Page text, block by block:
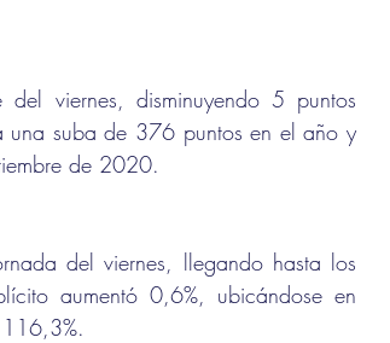
viernes, disminuyendo 5 puntos
una suba de 376 puntos en el año y
de 2020.
del viernes, llegando hasta los
aumentó 0,6%, ubicándose en